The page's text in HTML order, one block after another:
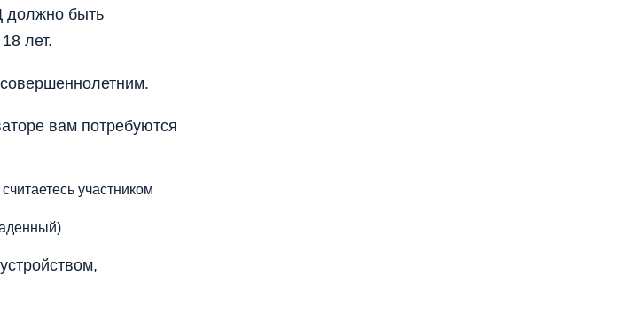
должно быть
лет.
вам потребуются
участником